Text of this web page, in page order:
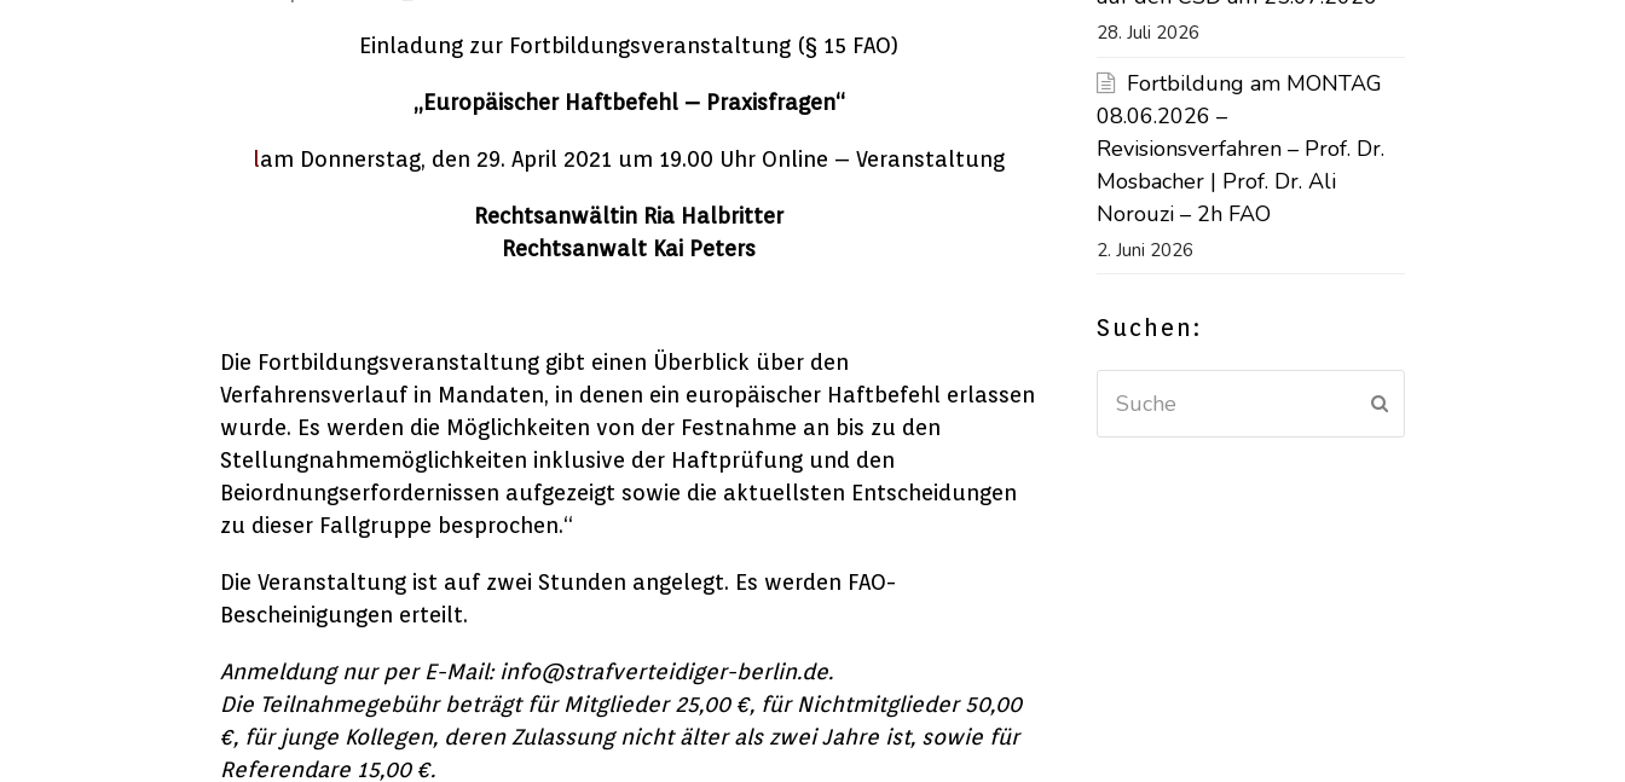
Einladung zur Fortbildungsveranstaltung (§ 15 FAO)
„Europäischer Haftbefehl – Praxisfragen“
lam Donnerstag, den 29. April 2021 um 19.00 Uhr Online – Veranstaltung
Rechtsanwältin Ria Halbritter
Rechtsanwalt Kai Peters
Die Fortbildungsveranstaltung gibt einen Überblick über den
Verfahrensverlauf in Mandaten, in denen ein europäischer Haftbefehl erlassen
wurde. Es werden die Möglichkeiten von der Festnahme an bis zu den
Stellungnahmemöglichkeiten inklusive der Haftprüfung und den
Beiordnungserfordernissen aufgezeigt sowie die aktuellsten Entscheidungen
zu dieser Fallgruppe besprochen.“
Die Veranstaltung ist auf zwei Stunden angelegt. Es werden FAO-
Bescheinigungen erteilt.
Anmeldung nur per E-Mail: info@strafverteidiger-berlin.de.
Die Teilnahmegebühr beträgt für Mitglieder 25,00 €, für Nichtmitglieder 50,00
€, für junge Kollegen, deren Zulassung nicht älter als zwei Jahre ist, sowie für
Referendare 15,00 €.
28. Juli 2026
Fortbildung am MONTAG
08.06.2026 –
Revisionsverfahren – Prof. Dr.
Mosbacher | Prof. Dr. Ali
Norouzi – 2h FAO
2. Juni 2026
Suchen: